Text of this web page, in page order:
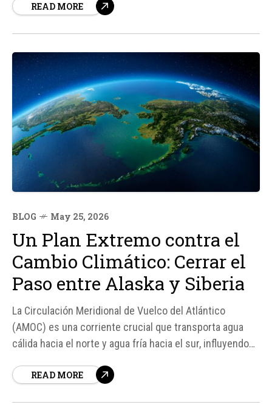
colaborador de MacRumors, este cambio no fue
READ MORE
BLOG May 25, 2026
Un Plan Extremo contra el
Cambio Climático: Cerrar el
Paso entre Alaska y Siberia
La Circulación Meridional de Vuelco del Atlántico
(AMOC) es una corriente crucial que transporta agua
cálida hacia el norte y agua fría hacia el sur, influyendo
globales. Sin embargo, un aumento desmedido en las
READ MORE